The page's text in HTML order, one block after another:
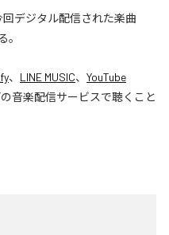
回デジタル配信された楽曲
。
、 LINE MUSIC、 YouTube
音楽配信サービスで聴くこと